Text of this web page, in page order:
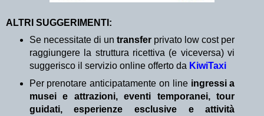
ALTRI SUGGERIMENTI:
Se necessitate di un transfer privato low cost per
raggiungere la struttura ricettiva (e viceversa) vi
suggerisco il servizio online offerto da KiwiTaxi
Per prenotare anticipatamente on line ingressi a
musei e attrazioni, eventi temporanei, tour
guidati, esperienze esclusive e attività